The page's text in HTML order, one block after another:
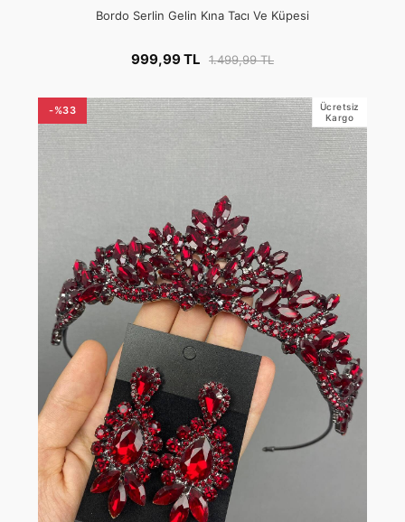
Bordo Serlin Gelin Kına Tacı Ve Küpesi
999,99 TL 1.499,99 TL
-%33
Ücretsiz
Kargo